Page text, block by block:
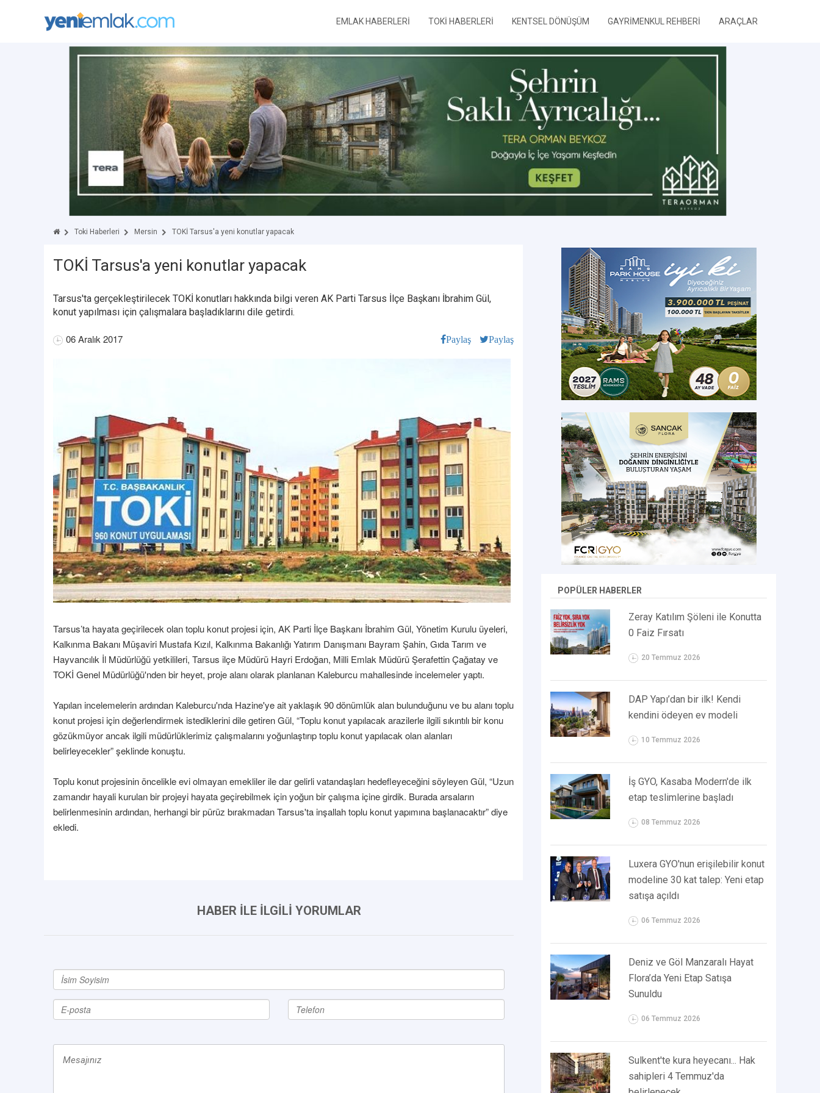
EMLAK HABERLERİ TOKİ HABERLERİ KENTSEL DÖNÜŞÜM GAYRİMENKUL REHBERİ ARAÇLAR
Toki Haberleri Mersin TOKİ Tarsus'a yeni konutlar yapacak
TOKİ Tarsus'a yeni konutlar yapacak
Tarsus'ta gerçekleştirilecek TOKİ konutları hakkında bilgi veren AK Parti Tarsus İlçe Başkanı İbrahim Gül,
konut yapılması için çalışmalara başladıklarını dile getirdi.
06 Aralık 2017 Paylaş Paylaş
Tarsus’ta hayata geçirilecek olan toplu konut projesi için, AK Parti İlçe Başkanı İbrahim Gül, Yönetim Kurulu üyeleri,
Kalkınma Bakanı Müşaviri Mustafa Kızıl, Kalkınma Bakanlığı Yatırım Danışmanı Bayram Şahin, Gıda Tarım ve
Hayvancılık İl Müdürlüğü yetkilileri, Tarsus ilçe Müdürü Hayri Erdoğan, Milli Emlak Müdürü Şerafettin Çağatay ve
TOKİ Genel Müdürlüğü'nden bir heyet, proje alanı olarak planlanan Kaleburcu mahallesinde incelemeler yaptı.
Yapılan incelemelerin ardından Kaleburcu'nda Hazine'ye ait yaklaşık 90 dönümlük alan bulunduğunu ve bu alanı toplu
konut projesi için değerlendirmek istediklerini dile getiren Gül, “Toplu konut yapılacak arazilerle ilgili sıkıntılı bir konu
gözükmüyor ancak ilgili müdürlüklerimiz çalışmalarını yoğunlaştırıp toplu konut yapılacak olan alanları
belirleyecekler” şeklinde konuştu.
Toplu konut projesinin öncelikle evi olmayan emekliler ile dar gelirli vatandaşları hedefleyeceğini söyleyen Gül, “Uzun
zamandır hayali kurulan bir projeyi hayata geçirebilmek için yoğun bir çalışma içine girdik. Burada arsaların
belirlenmesinin ardından, herhangi bir pürüz bırakmadan Tarsus'ta inşallah toplu konut yapımına başlanacaktır” diye
ekledi.
HABER İLE İLGİLİ YORUMLAR
POPÜLER HABERLER
Zeray Katılım Şöleni ile Konutta
0 Faiz Fırsatı
20 Temmuz 2026
DAP Yapı’dan bir ilk! Kendi
kendini ödeyen ev modeli
10 Temmuz 2026
İş GYO, Kasaba Modern'de ilk
etap teslimlerine başladı
08 Temmuz 2026
Luxera GYO'nun erişilebilir konut
modeline 30 kat talep: Yeni etap
satışa açıldı
06 Temmuz 2026
Deniz ve Göl Manzaralı Hayat
Flora’da Yeni Etap Satışa
Sunuldu
06 Temmuz 2026
Sulkent'te kura heyecanı... Hak
sahipleri 4 Temmuz'da